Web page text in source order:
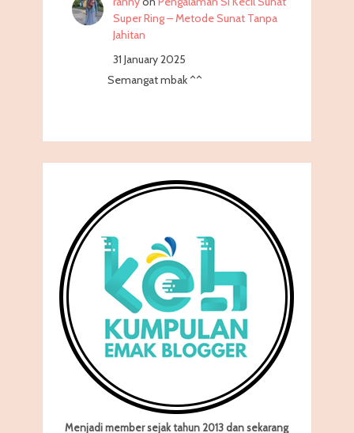
Super Ring – Metode Sunat Tanpa
Jahitan
31 January 2025
Semangat mbak ^^
Menjadi member sejak tahun 2013 dan sekarang